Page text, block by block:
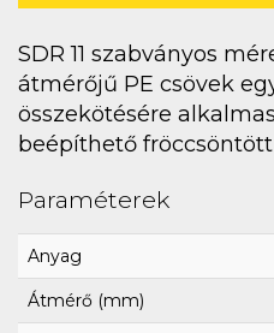
SDR 11 szabványos
átmérőjű PE csövek
összekötésére
beépíthető
Paraméterek
Anyag
Átmérő (mm)